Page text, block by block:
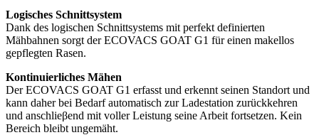
Logisches Schnittsystem
Dank des logischen Schnittsystems mit perfekt definierten
Mähbahnen sorgt der ECOVACS GOAT G1 für einen makellos
gepflegten Rasen.
Kontinuierliches Mähen
Der ECOVACS GOAT G1 erfasst und erkennt seinen Standort und
kann daher bei Bedarf automatisch zur Ladestation zurückkehren
und anschlieβend mit voller Leistung seine Arbeit fortsetzen. Kein
Bereich bleibt ungemäht.